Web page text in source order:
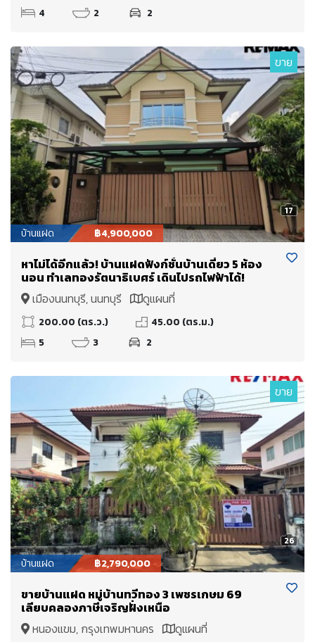
4
2 2
17
ขาย
บ้านแฝด ฿4,900,000
หาไม่ได้อีกแล้ว! บ้านแฝดฟังก์ชั่นบ้านเดี่ยว 5 ห้อง
นอน ทำเลทองรัตนาธิเบศร์ เดินไปรถไฟฟ้าได้!
เมืองนนทบุรี, นนทบุรี
ดูแผนที่
200.00 (ตร.ว.)
45.00 (ตร.ม.)
5
3 2
26
ขาย
บ้านแฝด ฿2,790,000
ขายบ้านแฝด หมู่บ้านทวีทอง 3 เพชรเกษม 69
เลียบคลองภาษีเจริญฝั่งเหนือ
หนองแขม, กรุงเทพมหานคร
ดูแผนที่